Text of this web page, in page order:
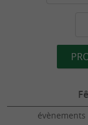
évènements